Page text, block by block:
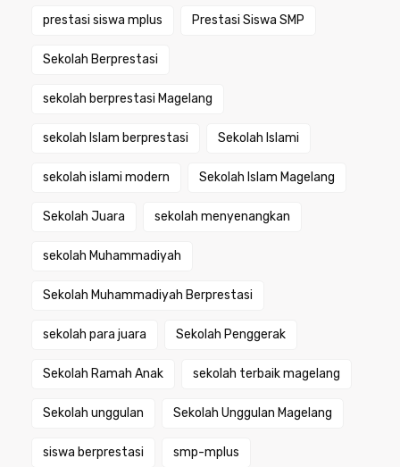
prestasi siswa mplus Prestasi Siswa SMP
Sekolah Berprestasi
sekolah berprestasi Magelang
sekolah Islam berprestasi Sekolah Islami
sekolah islami modern Sekolah Islam Magelang
Sekolah Juara sekolah menyenangkan
sekolah Muhammadiyah
Sekolah Muhammadiyah Berprestasi
sekolah para juara Sekolah Penggerak
Sekolah Ramah Anak sekolah terbaik magelang
Sekolah unggulan Sekolah Unggulan Magelang
siswa berprestasi smp-mplus